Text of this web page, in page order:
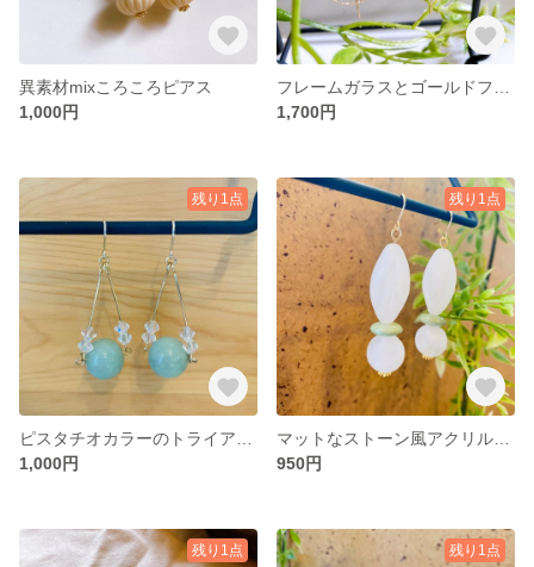
異素材mixころころピアス
1,000円
1,700円
残り1点
1,000円
残り1点
950円
残り1点 残り1点